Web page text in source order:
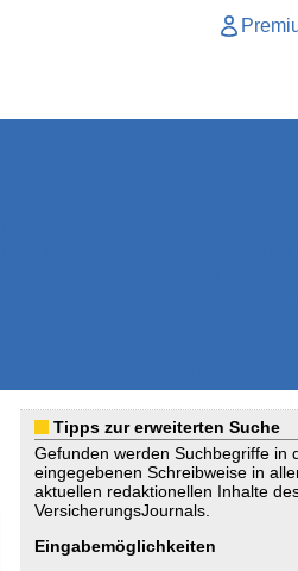
Tipps zur erweiterten Suche
Gefunden werden Suchbegriffe in
eingegebenen Schreibweise in
aktuellen redaktionellen Inhalte
VersicherungsJournals.
Eingabemöglichkeiten